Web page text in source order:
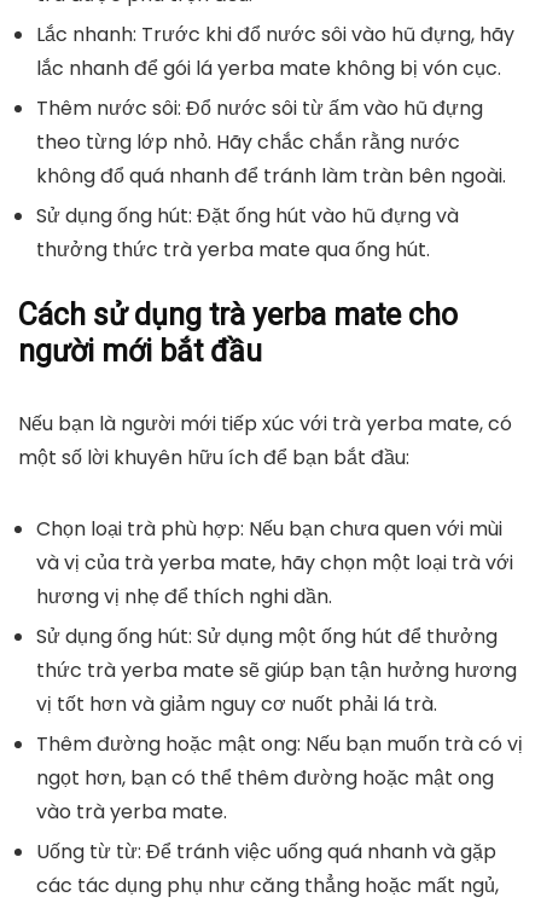
Lắc nhanh: Trước khi đổ nước sôi vào hũ đựng, hãy
lắc nhanh để gói lá yerba mate không bị vón cục.
Thêm nước sôi: Đổ nước sôi từ ấm vào hũ đựng
theo từng lớp nhỏ. Hãy chắc chắn rằng nước
không đổ quá nhanh để tránh làm tràn bên ngoài.
Sử dụng ống hút: Đặt ống hút vào hũ đựng và
thưởng thức trà yerba mate qua ống hút.
Cách sử dụng trà yerba mate cho
người mới bắt đầu
Nếu bạn là người mới tiếp xúc với trà yerba mate, có
một số lời khuyên hữu ích để bạn bắt đầu:
Chọn loại trà phù hợp: Nếu bạn chưa quen với mùi
và vị của trà yerba mate, hãy chọn một loại trà với
hương vị nhẹ để thích nghi dần.
Sử dụng ống hút: Sử dụng một ống hút để thưởng
thức trà yerba mate sẽ giúp bạn tận hưởng hương
vị tốt hơn và giảm nguy cơ nuốt phải lá trà.
Thêm đường hoặc mật ong: Nếu bạn muốn trà có vị
ngọt hơn, bạn có thể thêm đường hoặc mật ong
vào trà yerba mate.
Uống từ từ: Để tránh việc uống quá nhanh và gặp
các tác dụng phụ như căng thẳng hoặc mất ngủ,